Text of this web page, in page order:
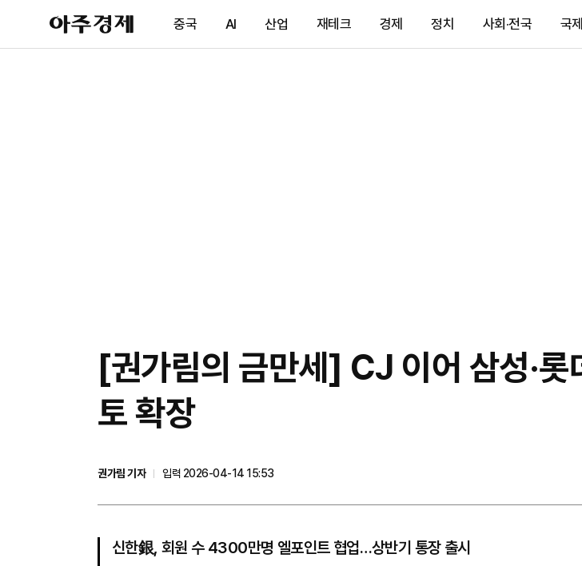
아
주
제
중국 AI 산업 재테크 경제 정치 사회·전국 국제
[권가림의 금만세] CJ 이어 삼성·
토 확장
권가림 기자
입력 2026-04-14 15:53
신한銀, 회원 수 4300만명 엘포인트 협업…상반기 통장 출시